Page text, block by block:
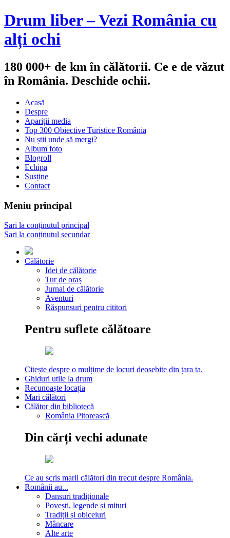
Drum liber – Vezi România cu
alți ochi
180 000+ de km în călătorii. Ce e de văzut
în România. Deschide ochii.
Acasă
Despre
Apariții media
Top 300 Obiective Turistice România
Nu știi unde să mergi?
Album foto
Blogroll
Echipa
Susține
Contact
Meniu principal
Sari la conținutul principal
Sari la conținutul secundar
Călătorie
Idei de călătorie
Tur de oraș
Jurnal de călătorie
Aventuri
Răspunsuri pentru cititori
Pentru suflete călătoare
Citește despre o mulțime de locuri deosebite din țara ta.
Ghiduri utile la drum
Recunoaște locația
Mari călători
Călător din bibliotecă
România Pitorească
Din cărți vechi adunate
Ce au scris marii călători din trecut despre România.
Românii au...
Dansuri tradiționale
Povești, legende și mituri
Tradiții și obiceiuri
Mâncare
Alte arte